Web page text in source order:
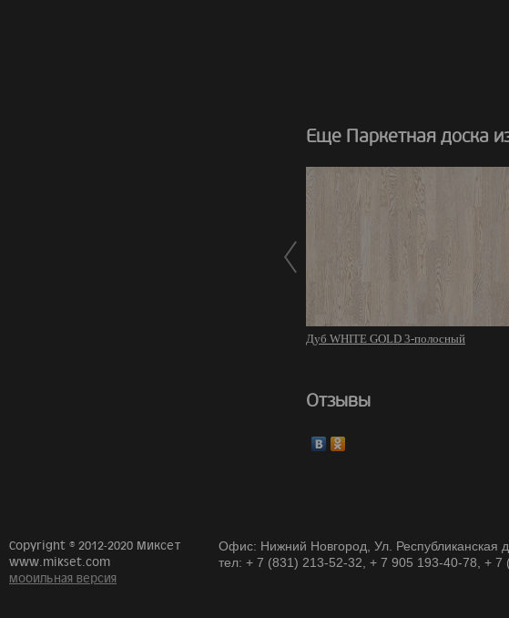
Еще Паркетная доска
Дуб WHITE GOLD 3-полосный
Отзывы
Copyright © 2012-2020 Миксет
www.mikset.com
мобильная версия
Офис: Нижний Новгород, Ул. Республиканская
тел: + 7 (831) 213-52-32, + 7 905 193-40-78, + 7